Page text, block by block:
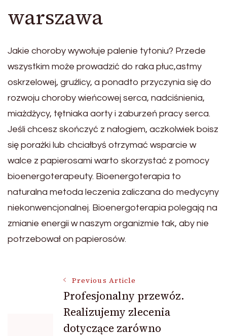
warszawa
Jakie choroby wywołuje palenie tytoniu? Przede
wszystkim może prowadzić do raka płuc,astmy
oskrzelowej, gruźlicy, a ponadto przyczynia się do
rozwoju choroby wieńcowej serca, nadciśnienia,
miażdżycy, tętniaka aorty i zaburzeń pracy serca.
Jeśli chcesz skończyć z nałogiem, aczkolwiek boisz
się porażki lub chciałbyś otrzymać wsparcie w
walce z papierosami warto skorzystać z pomocy
bioenergoterapeuty. Bioenergoterapia to
naturalna metoda leczenia zaliczana do medycyny
niekonwencjonalnej. Bioenergoterapia polegają na
zmianie energii w naszym organizmie tak, aby nie
potrzebował on papierosów.
Navigation
Previous Article
Profesjonalny przewóz.
Realizujemy zlecenia
dotyczące zarówno